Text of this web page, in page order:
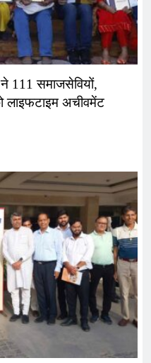
111 समाजसेवियों,
लाइफटाइम अचीवमेंट